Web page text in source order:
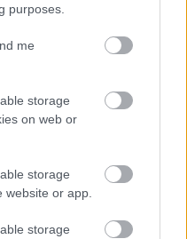
purposes.
me
storage
on web or
storage
website or app.
storage
a Star Wars: Knights
Wars: Knights of the Old
minden rendben.